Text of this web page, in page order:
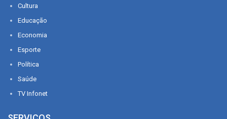
Cultura
Educação
Economia
Esporte
Política
Saúde
TV Infonet